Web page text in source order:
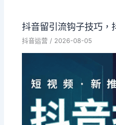
抖音留引流钩子技巧
抖音运营 / 2026-08-05